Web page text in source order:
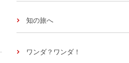
知の旅へ
ワンダ？ワンダ！